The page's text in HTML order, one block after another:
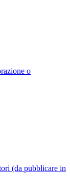
o
(da pubblicare in